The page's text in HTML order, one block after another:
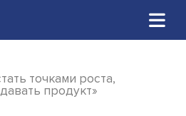
точками роста,